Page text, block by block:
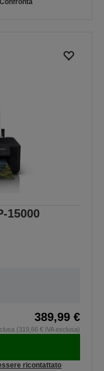
Confronta
15000
389,99 €
(319,66 € IVA esclusa)
ricontattato